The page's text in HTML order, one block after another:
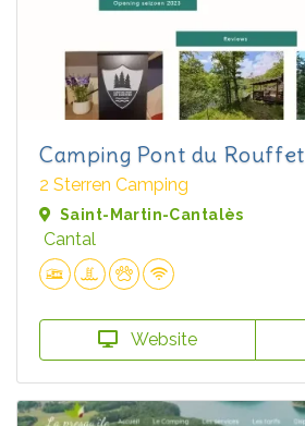
Camping Pont du Rouffet
2 Sterren Camping
Saint-Martin-Cantalès
Cantal
Website